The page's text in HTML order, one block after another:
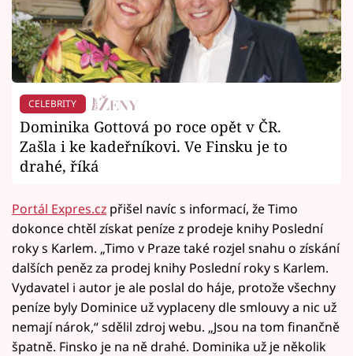
CELEBRITY
Dominika Gottová po roce opět v ČR.
Zašla i ke kadeřníkovi. Ve Finsku je to
drahé, říká
Portál Expres.cz přišel navíc s informací, že Timo
dokonce chtěl získat peníze z prodeje knihy Poslední
roky s Karlem. „Timo v Praze také rozjel snahu o získání
dalších peněz za prodej knihy Poslední roky s Karlem.
Vydavatel i autor je ale poslal do háje, protože všechny
peníze byly Dominice už vyplaceny dle smlouvy a nic už
nemají nárok,“ sdělil zdroj webu. „Jsou na tom finančně
špatně. Finsko je na ně drahé. Dominika už je několik